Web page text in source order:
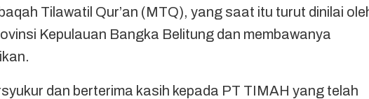
Tilawatil Qur’an (MTQ), yang saat itu turut dinilai
Kepulauan Bangka Belitung dan membawanya
dan berterima kasih kepada PT TIMAH yang telah